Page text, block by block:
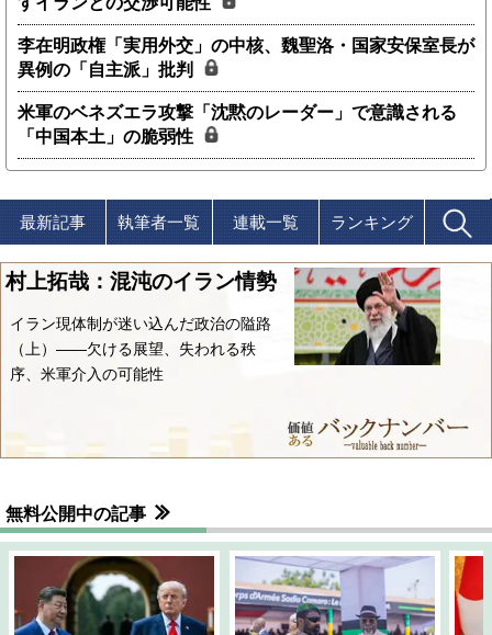
李在明政権「実用外交」の中核、魏聖洛・国家安保室長が
異例の「自主派」批判
米軍のベネズエラ攻撃「沈黙のレーダー」で意識される
「中国本土」の脆弱性
最新記事 執筆者一覧 連載一覧 ランキング
村上拓哉：混沌のイラン情勢
イラン現体制が迷い込んだ政治の隘路
（上）――欠ける展望、失われる秩
序、米軍介入の可能性
無料公開中の記事